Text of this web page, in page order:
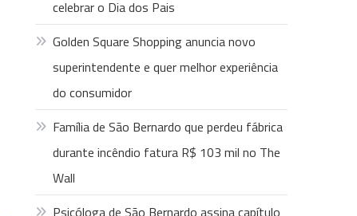
celebrar o Dia dos Pais
Golden Square Shopping anuncia novo
superintendente e quer melhor experiência
do consumidor
Família de São Bernardo que perdeu fábrica
durante incêndio fatura R$ 103 mil no The
Wall
Psicóloga de São Bernardo assina capítulo